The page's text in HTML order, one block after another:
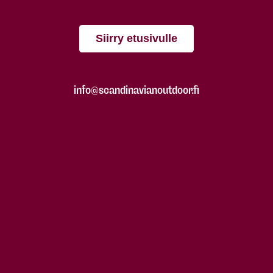
Siirry etusivulle
info@scandinavianoutdoor.fi